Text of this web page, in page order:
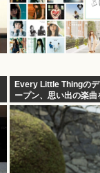
Every Little Thingの
ープン、思い出の楽曲